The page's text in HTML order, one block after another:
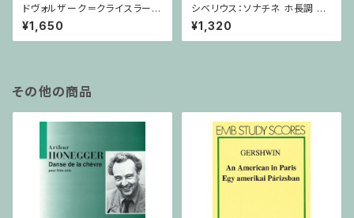
ドヴォルザーク＝クライスラー：
スラヴ幻想曲 ロ短調 from Op.
55-4, Op.75 / ヴァイオリンと
ピアノ
¥1,650
シベリウス：ソナチネ ホ長調 O
p.80 / ヴァイオリンとピアノ
¥1,320
その他の商品